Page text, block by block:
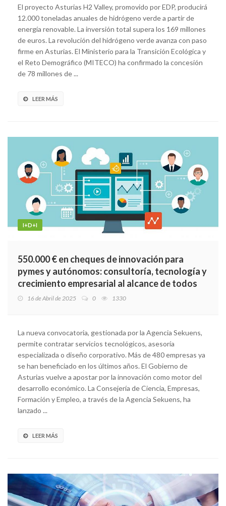
El proyecto Asturias H2 Valley, promovido por EDP, producirá
12.000 toneladas anuales de hidrógeno verde a partir de
energía renovable. La inversión total supera los 169 millones
de euros. La revolución del hidrógeno verde avanza con paso
firme en Asturias. El Ministerio para la Transición Ecológica y
el Reto Demográfico (MITECO) ha confirmado la concesión
de 78 millones de ...
LEER MÁS
I+D+I
550.000 € en cheques de innovación para
pymes y autónomos: consultoría, tecnología y
crecimiento empresarial al alcance de todos
16 de Abril de 2025 0 1330
La nueva convocatoria, gestionada por la Agencia Sekuens,
permite contratar servicios tecnológicos, asesoría
especializada o diseño corporativo. Más de 480 empresas ya
se han beneficiado en los últimos años. El Gobierno de
Asturias vuelve a apostar por la innovación como motor del
desarrollo económico. La Consejería de Ciencia, Empresas,
Formación y Empleo, a través de la Agencia Sekuens, ha
lanzado ...
LEER MÁS